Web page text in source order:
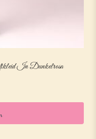
In Dunkelrosa